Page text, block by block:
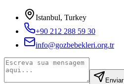
Istanbul, Turkey
+90 212 288 59 30
info@gozbebekleri.org.tr
Enviar